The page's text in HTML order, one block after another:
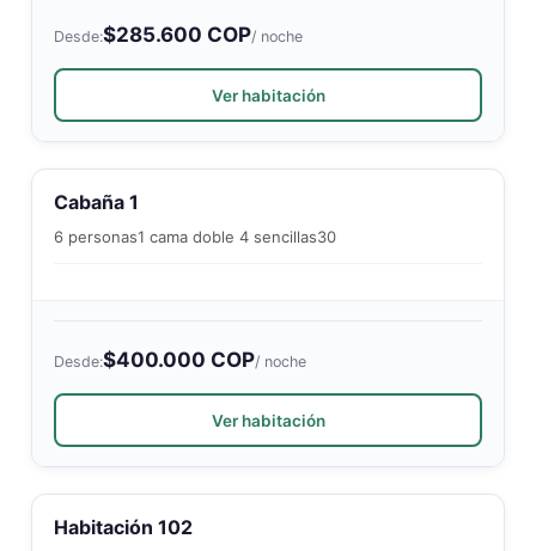
Desde:$285.600 COP/ noche
Ver habitación
Cabaña 1
6 personas1 cama doble 4 sencillas30
Desde:$400.000 COP/ noche
Ver habitación
Habitación 102